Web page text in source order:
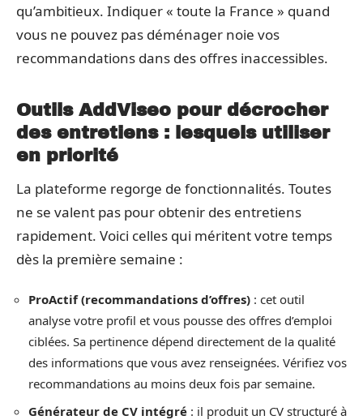
qu’ambitieux. Indiquer « toute la France » quand
vous ne pouvez pas déménager noie vos
recommandations dans des offres inaccessibles.
Outils AddViseo pour décrocher
des entretiens : lesquels utiliser
en priorité
La plateforme regorge de fonctionnalités. Toutes
ne se valent pas pour obtenir des entretiens
rapidement. Voici celles qui méritent votre temps
dès la première semaine :
ProActif (recommandations d’offres) : cet outil
analyse votre profil et vous pousse des offres d’emploi
ciblées. Sa pertinence dépend directement de la qualité
des informations que vous avez renseignées. Vérifiez vos
recommandations au moins deux fois par semaine.
Générateur de CV intégré : il produit un CV structuré à